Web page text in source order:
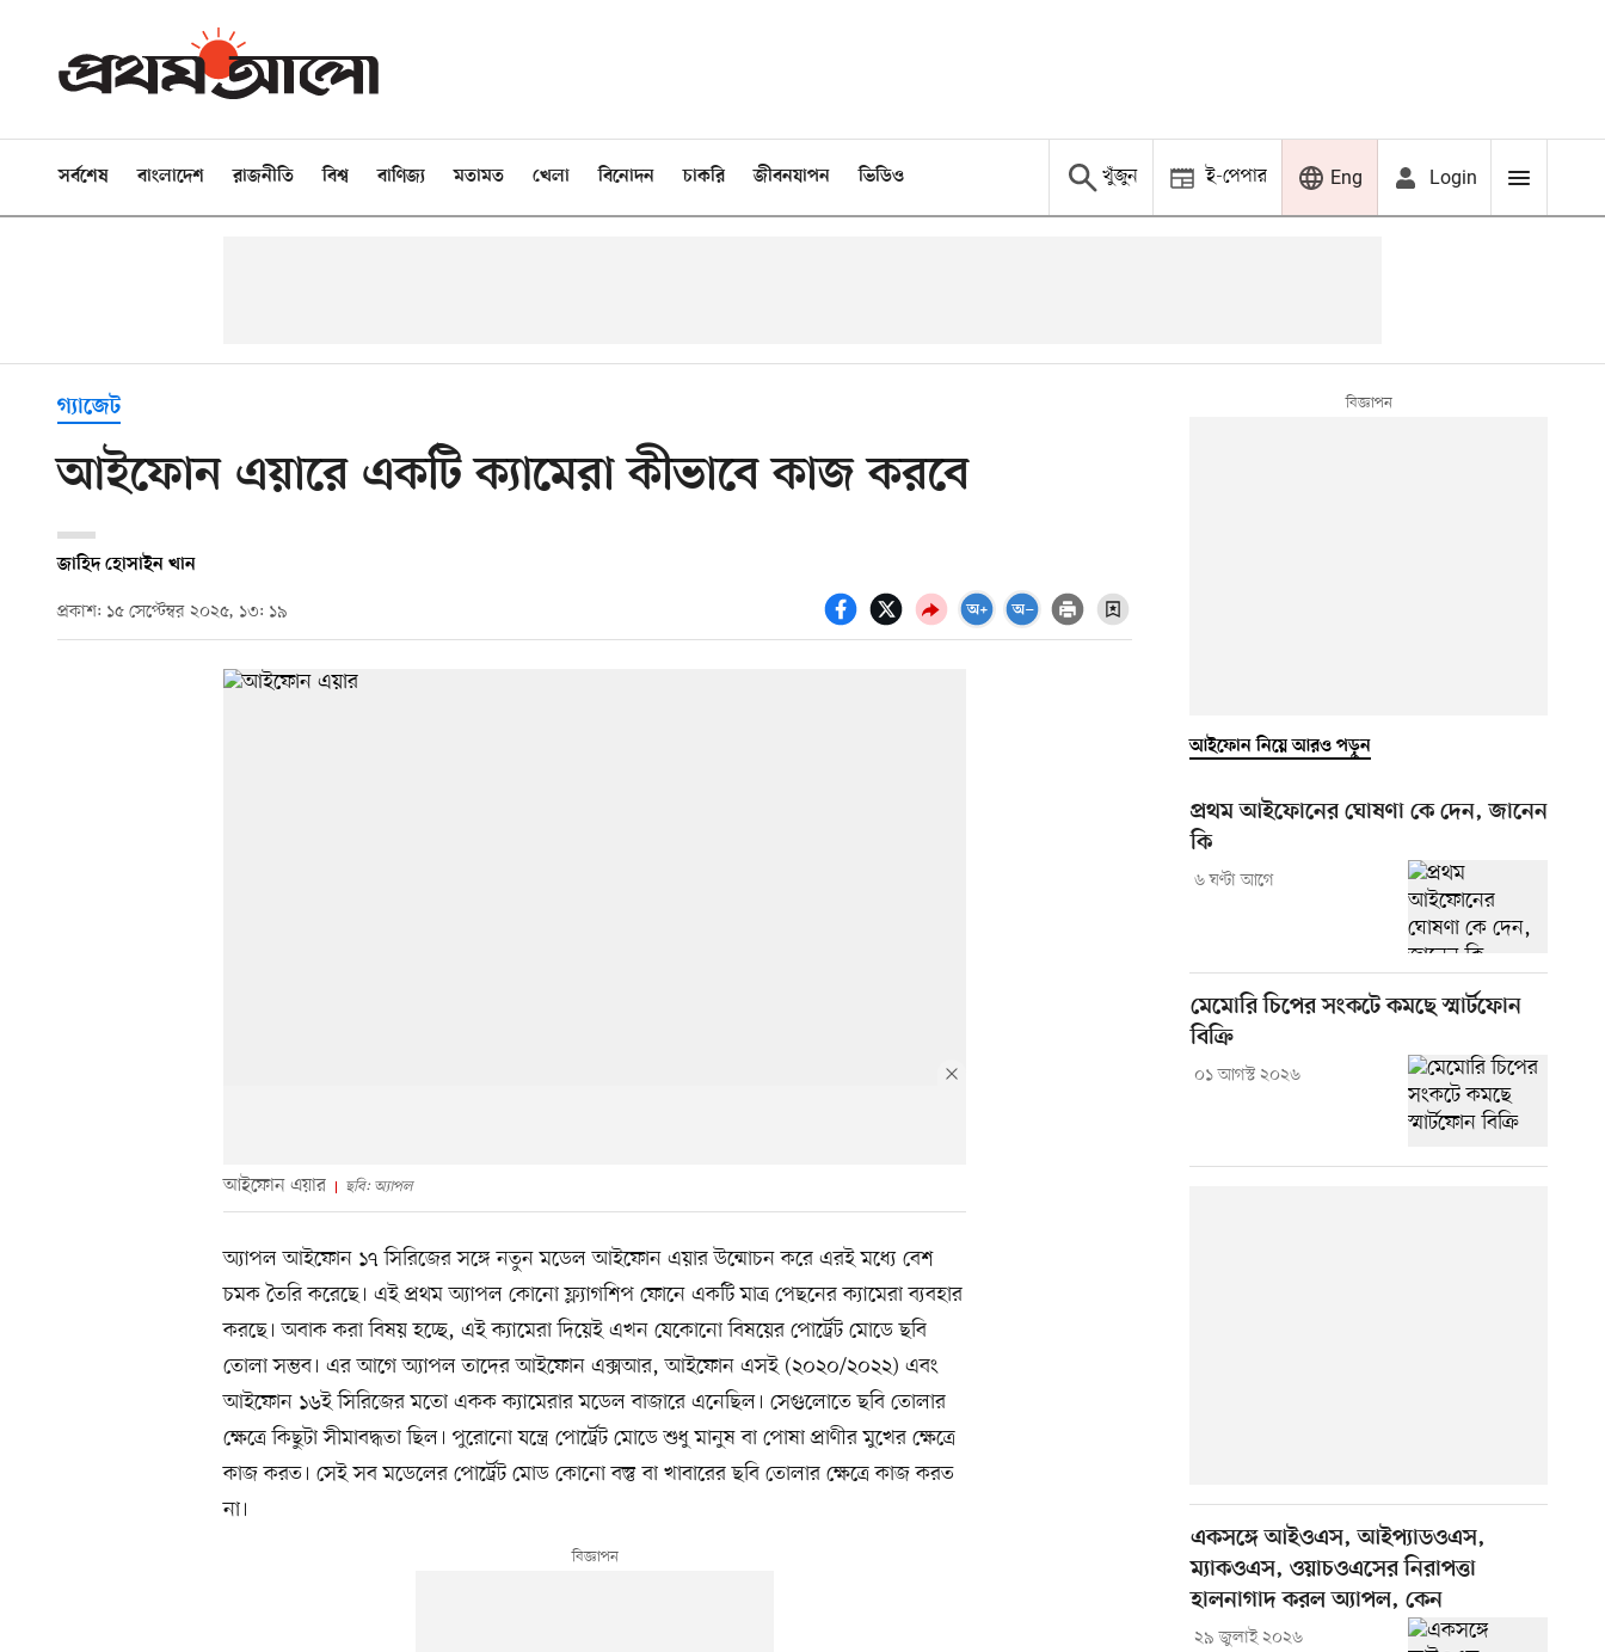
সর্বশেষ বাংলাদেশ রাজনীতি বিশ্ব বাণিজ্য মতামত খেলা বিনোদন চাকরি জীবনযাপন ভিডিও খুঁজুন ই-পেপার Eng Login
গ্যাজেট
আইফোন এয়ারে একটি ক্যামেরা কীভাবে কাজ করবে
জাহিদ হোসাইন খান
প্রকাশ: ১৫ সেপ্টেম্বর ২০২৫, ১৩: ১৯
আইফোন এয়ার ছবি: অ্যাপল
অ্যাপল আইফোন ১৭ সিরিজের সঙ্গে নতুন মডেল আইফোন এয়ার উন্মোচন করে এরই মধ্যে বেশ
চমক তৈরি করেছে। এই প্রথম অ্যাপল কোনো ফ্ল্যাগশিপ ফোনে একটি মাত্র পেছনের ক্যামেরা ব্যবহার
করছে। অবাক করা বিষয় হচ্ছে, এই ক্যামেরা দিয়েই এখন যেকোনো বিষয়ের পোর্ট্রেট মোডে ছবি
তোলা সম্ভব। এর আগে অ্যাপল তাদের আইফোন এক্সআর, আইফোন এসই (২০২০/২০২২) এবং
আইফোন ১৬ই সিরিজের মতো একক ক্যামেরার মডেল বাজারে এনেছিল। সেগুলোতে ছবি তোলার
ক্ষেত্রে কিছুটা সীমাবদ্ধতা ছিল। পুরোনো যন্ত্রে পোর্ট্রেট মোডে শুধু মানুষ বা পোষা প্রাণীর মুখের ক্ষেত্রে
কাজ করত। সেই সব মডেলের পোর্ট্রেট মোড কোনো বস্তু বা খাবারের ছবি তোলার ক্ষেত্রে কাজ করত
না।
আইফোন নিয়ে আরও পড়ুন
প্রথম আইফোনের ঘোষণা কে দেন, জানেন
কি
৬ ঘণ্টা আগে
মেমোরি চিপের সংকটে কমছে স্মার্টফোন
বিক্রি
০১ আগস্ট ২০২৬
একসঙ্গে আইওএস, আইপ্যাডওএস,
ম্যাকওএস, ওয়াচওএসের নিরাপত্তা
হালনাগাদ করল অ্যাপল, কেন
২৯ জুলাই ২০২৬